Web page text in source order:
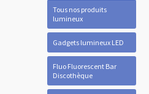
Tous nos produits
lumineux
Gadgets lumineux LED
Fluo Fluorescent Bar
Discothèque